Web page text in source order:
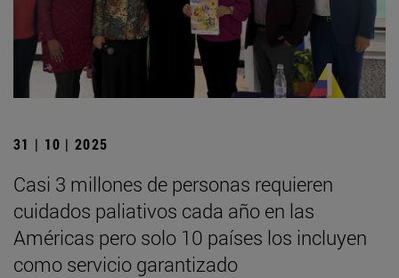
31 | 10 | 2025
Casi 3 millones de personas requieren
cuidados paliativos cada año en las
Américas pero solo 10 países los incluyen
como servicio garantizado